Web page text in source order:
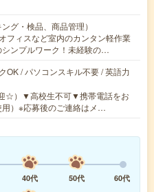
グ・検品、商品管理）
フィスなど室内のカンタン軽作業
ンプルワーク！未経験の…
OK / パソコンスキル不要 / 英語力
☆）▼高校生不可▼携帯電話をお
）※応募後のご連絡はメ…
40代 50代
60代